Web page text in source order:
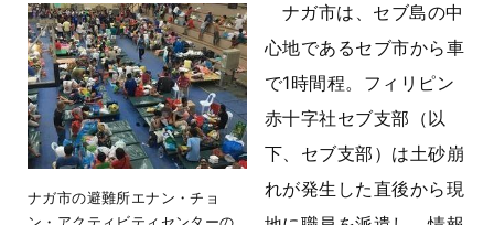
ナガ市の避難所エナン・チョ
ナガ市は、セブ島の中
心地であるセブ市から車
で1時間程。フィリピン
赤十字社セブ支部（以
下、セブ支部）は土砂崩
れが発生した直後から現